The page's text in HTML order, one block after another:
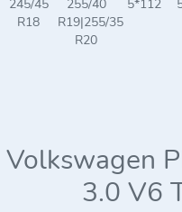
245/45
R18
255/40
R19|255/35
R20
5*112
Volkswagen
3.0 V6